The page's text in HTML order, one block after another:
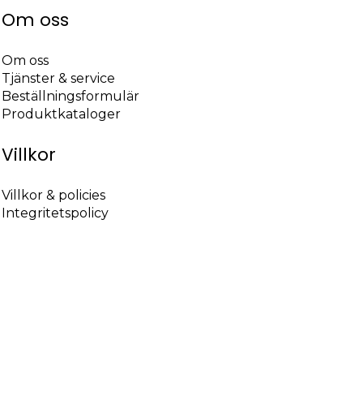
Om oss
Om oss
Tjänster & service
Beställningsformulär
Produktkataloger
Villkor
Villkor & policies
Integritetspolicy